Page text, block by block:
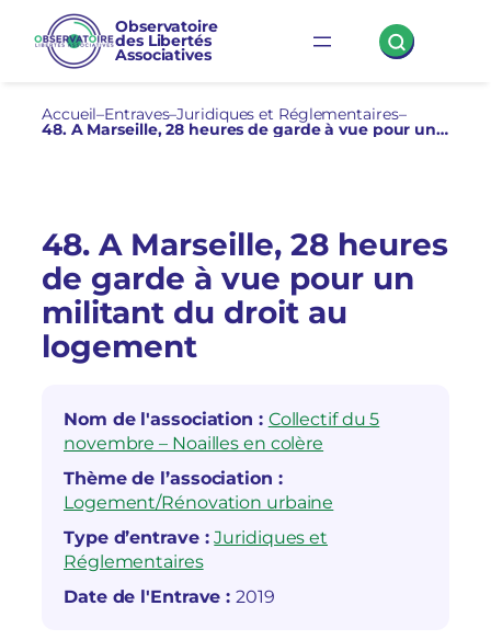
contenu
Observatoire
des Libertés
Associatives
Accueil–Entraves–Juridiques et Réglementaires–
48. A Marseille, 28 heures de garde à vue pour un militant du droit au logement
48. A Marseille, 28 heures
de garde à vue pour un
militant du droit au
logement
Nom de l'association : Collectif du 5
novembre – Noailles en colère
Thème de l’association :
Logement/Rénovation urbaine
Type d’entrave :Juridiques et
Réglementaires
Date de l'Entrave : 2019